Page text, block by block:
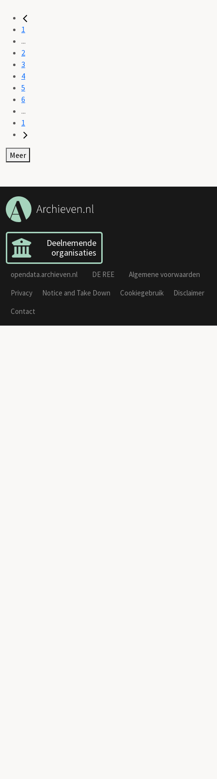
1
...
2
3
4
5
6
...
1
Meer
Deelnemende
organisaties
opendata.archieven.nl DE REE
Algemene voorwaarden
Privacy
Notice and Take Down Cookiegebruik
Disclaimer
Contact